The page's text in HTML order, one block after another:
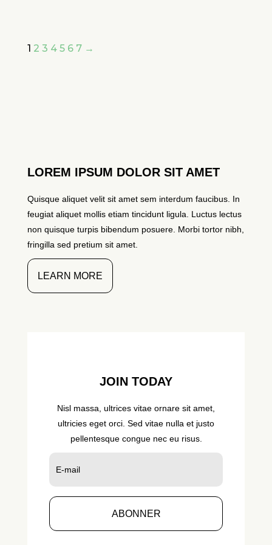
1 2 3 4 5 6 7 →
LOREM IPSUM DOLOR SIT AMET
Quisque aliquet velit sit amet sem interdum faucibus. In
feugiat aliquet mollis etiam tincidunt ligula. Luctus lectus
non quisque turpis bibendum posuere. Morbi tortor nibh,
fringilla sed pretium sit amet.
LEARN MORE
JOIN TODAY
Nisl massa, ultrices vitae ornare sit amet,
ultricies eget orci. Sed vitae nulla et justo
pellentesque congue nec eu risus.
ABONNER